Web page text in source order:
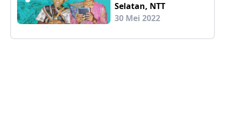
Selatan, NTT
30 Mei 2022